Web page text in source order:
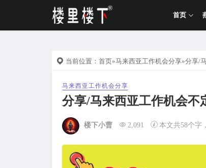
首页
当前位置： 首页»马来西亚工作机会分享»分享/
马来西亚工作机会分享
分享/马来西亚工作机会不
楼下小曹 2,091 本文共58个字